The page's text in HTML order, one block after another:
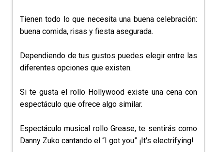
Tienen todo lo que necesita una buena celebración:
buena comida, risas y fiesta asegurada.
Dependiendo de tus gustos puedes elegir entre las
diferentes opciones que existen.
Si te gusta el rollo Hollywood existe una cena con
espectáculo que ofrece algo similar.
Espectáculo musical rollo Grease, te sentirás como
Danny Zuko cantando el “I got you” ¡It's electrifying!